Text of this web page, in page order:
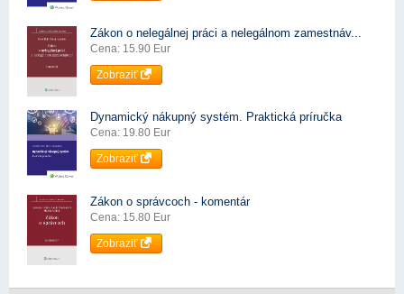
Zákon o nelegálnej práci a nelegálnom zamestnáv...
Cena: 15.90 Eur
Zobraziť
Dynamický nákupný systém. Praktická príručka
Cena: 19.80 Eur
Zobraziť
Zákon o správcoch - komentár
Cena: 15.80 Eur
Zobraziť